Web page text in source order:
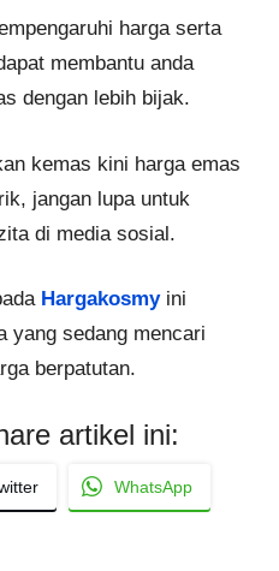
harga serta
membantu anda
dengan lebih bijak.
kemas kini harga emas
jangan lupa untuk
di media sosial.
Hargakosmyini
yang sedang mencari
berpatutan.
artikel ini:
WhatsApp